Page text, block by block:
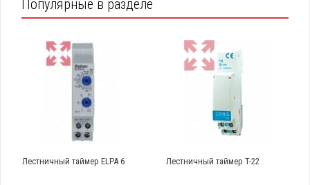
Популярные в разделе
Лестничный таймер ELPA 6 Лестничный таймер T-22